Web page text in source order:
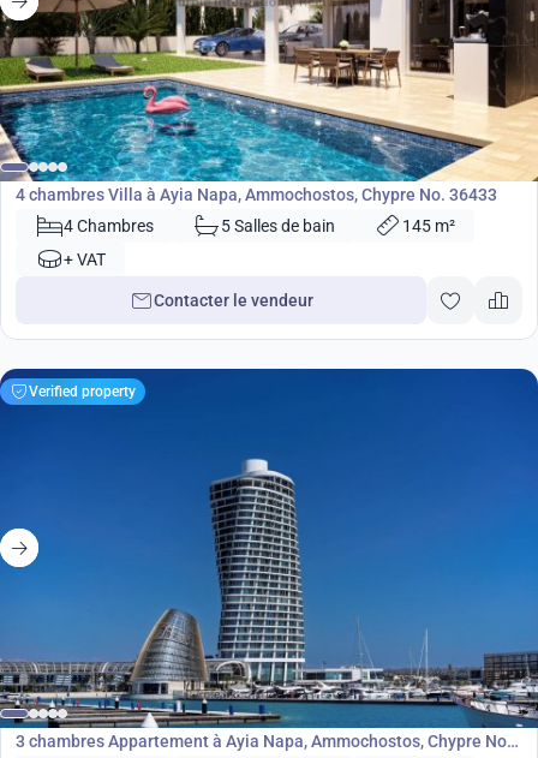
€530 000
Villa
4 chambres Villa à Ayia Napa, Ammochostos, Chypre No. 36433
4 Chambres
5 Salles de bain
145 m²
+ VAT
Contacter le vendeur
Verified property
€1 600 000
Appartement
3 chambres Appartement à Ayia Napa, Ammochostos, Chypre No.